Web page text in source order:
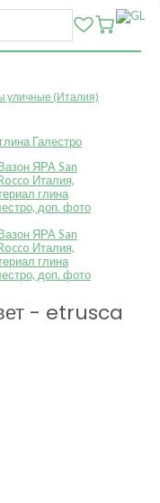
уличные (Италия)
- etrusca